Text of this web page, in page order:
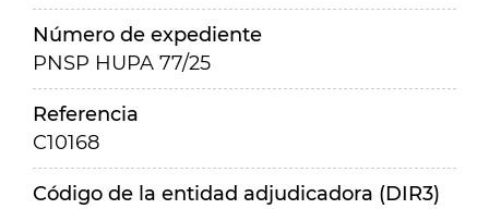
Número de expediente
PNSP HUPA 77/25
Referencia
C10168
Código de la entidad adjudicadora (DIR3)